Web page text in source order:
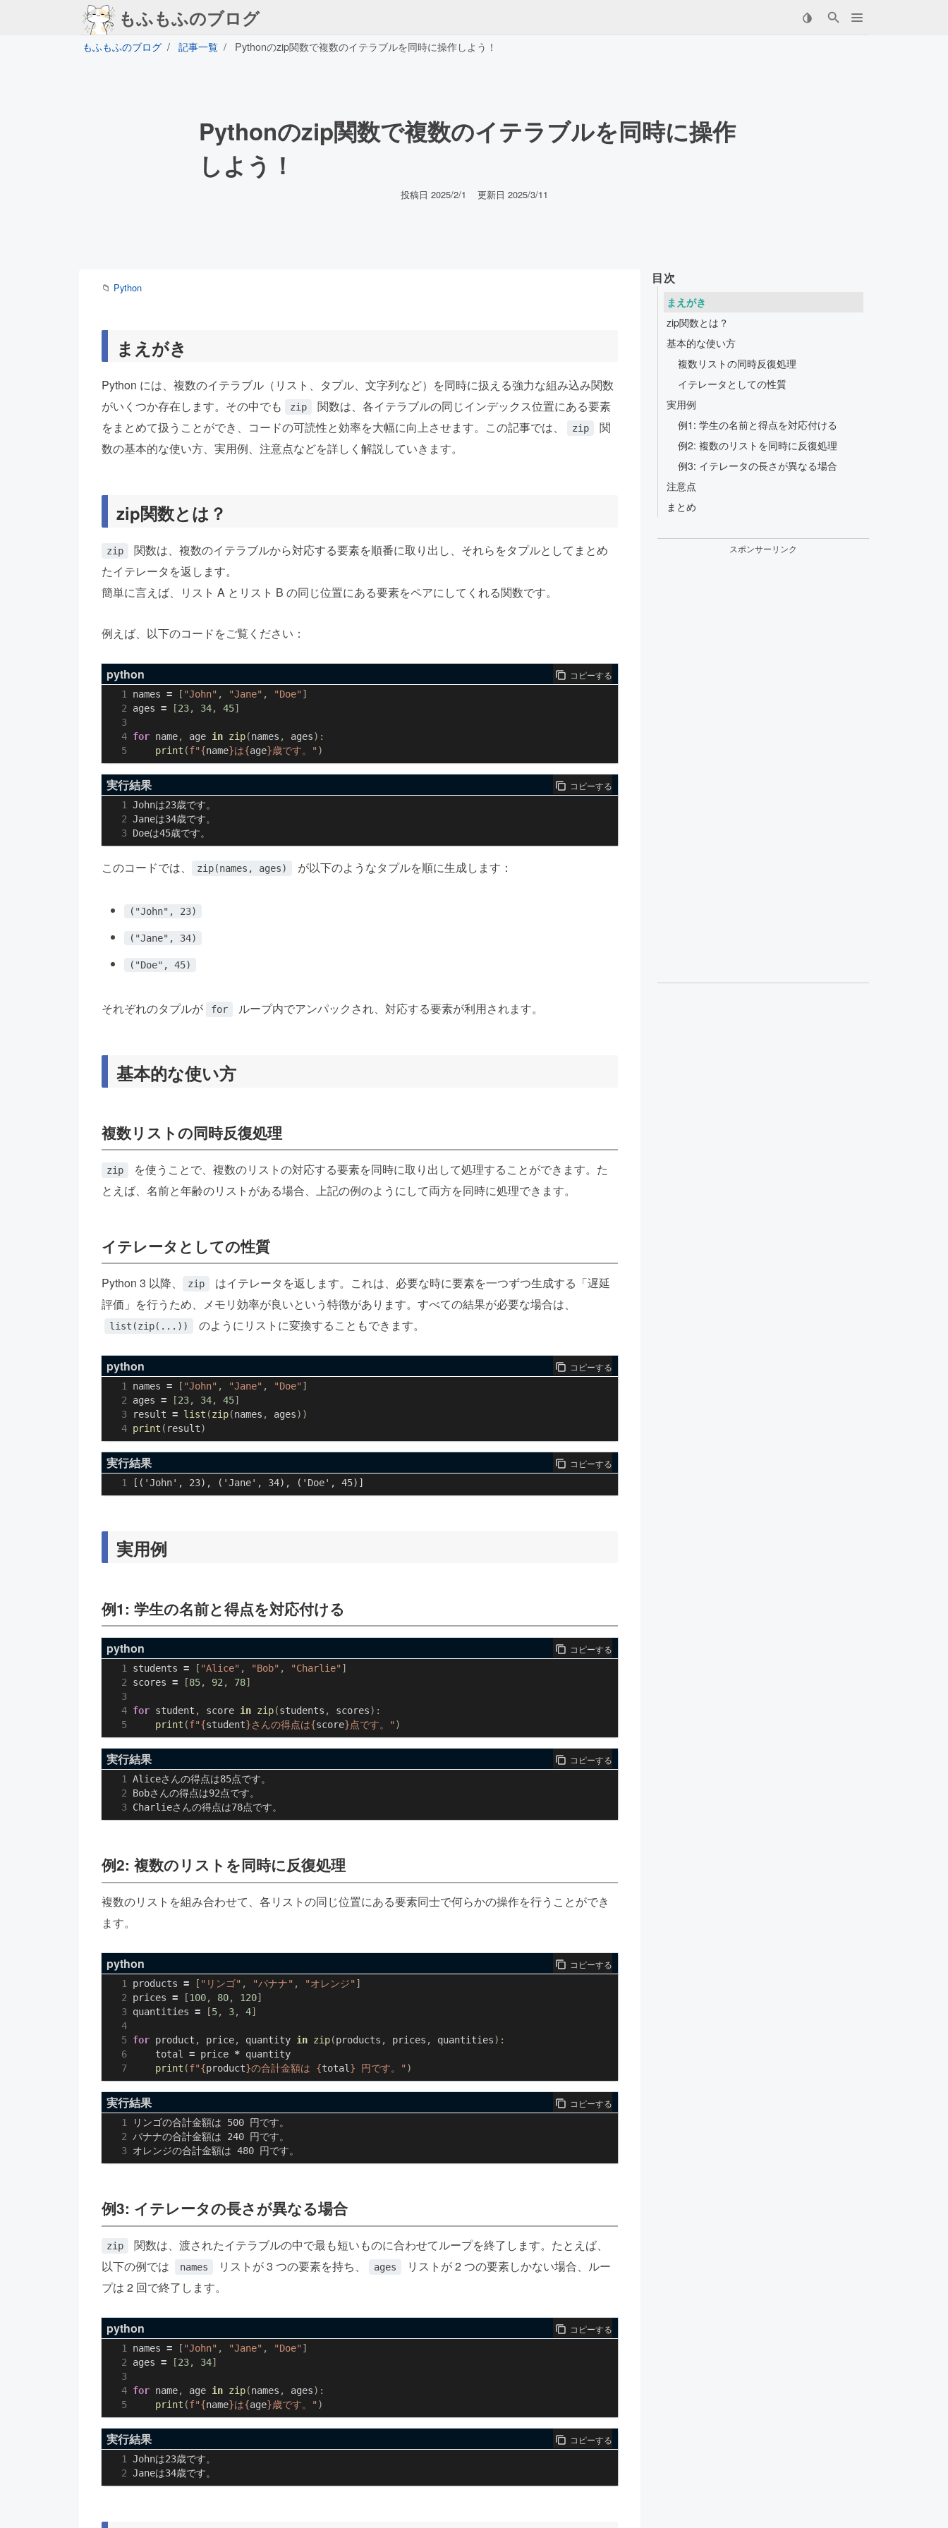
もふもふのブログ
もふもふのブログ 記事一覧 Pythonのzip関数で複数のイテラブルを同時に操作しよう！
Pythonのzip関数で複数のイテラブルを同時に操作
しよう！
投稿日 2025/2/1 更新日 2025/3/11
📁 Python
まえがき
Python には、複数のイテラブル（リスト、タプル、文字列など）を同時に扱える強力な組み込み関数
がいくつか存在します。その中でも
zip
関数は、各イテラブルの同じインデックス位置にある要素
をまとめて扱うことができ、コードの可読性と効率を大幅に向上させます。この記事では、
zip
関
数の基本的な使い方、実用例、注意点などを詳しく解説していきます。
zip関数とは？
zip
関数は、複数のイテラブルから対応する要素を順番に取り出し、それらをタプルとしてまとめ
たイテレータを返します。
簡単に言えば、リスト A とリスト B の同じ位置にある要素をペアにしてくれる関数です。
例えば、以下のコードをご覧ください：
python コピーする
names = [ "John" , "Jane" , "Doe" ]
ages = [23, 34, 45]
for name, age in zip(names , ages):
print (f"{name}は{age}歳です。" )
実行結果 コピーする
このコードでは、 zip(names, ages) が以下のようなタプルを順に生成します：
("John", 23)
("Jane", 34)
("Doe", 45)
それぞれのタプルが for ループ内でアンパックされ、対応する要素が利用されます。
基本的な使い方
複数リストの同時反復処理
zip
を使うことで、複数のリストの対応する要素を同時に取り出して処理することができます。た
とえば、名前と年齢のリストがある場合、上記の例のようにして両方を同時に処理できます。
イテレータとしての性質
Python 3 以降、 zip
はイテレータを返します。これは、必要な時に要素を一つずつ生成する「遅延
評価」を行うため、メモリ効率が良いという特徴があります。すべての結果が必要な場合は、
list(zip(...)) のようにリストに変換することもできます。
python コピーする
names = [ "John" , "Jane" , "Doe" ]
ages = [23, 34, 45]
result = list (zip(names , ages))
print ( result)
実行結果 コピーする
実用例
例1: 学生の名前と得点を対応付ける
python コピーする
students = [ "Alice" , "Bob" , "Charlie" ]
scores = [85, 92 , 78]
for student , score in zip(students , scores):
print (f"{student}さんの得点は{score}点です。" )
実行結果 コピーする
例2: 複数のリストを同時に反復処理
複数のリストを組み合わせて、各リストの同じ位置にある要素同士で何らかの操作を行うことができ
ます。
python コピーする
products = [ "リンゴ" , "バナナ" , "オレンジ" ]
prices = [100, 80, 120]
quantities = [5, 3, 4]
for product , price, quantity in zip(products , prices , quantities):
total
= price * quantity
print (f"{product}の合計金額は {total } 円です。" )
実行結果 コピーする
例3: イテレータの長さが異なる場合
zip
関数は、渡されたイテラブルの中で最も短いものに合わせてループを終了します。たとえば、
以下の例では
names リストが 3 つの要素を持ち、 ages
リストが 2 つの要素しかない場合、ルー
プは 2 回で終了します。
python コピーする
names = [ "John" , "Jane" , "Doe" ]
ages = [23, 34]
for name, age in zip(names , ages):
print (f"{name}は{age}歳です。" )
実行結果 コピーする
目次
まえがき
zip関数とは？
基本的な使い方
複数リストの同時反復処理
イテレータとしての性質
実用例
例1: 学生の名前と得点を対応付ける
例2: 複数のリストを同時に反復処理
例3: イテレータの長さが異なる場合
注意点
まとめ
スポンサーリンク